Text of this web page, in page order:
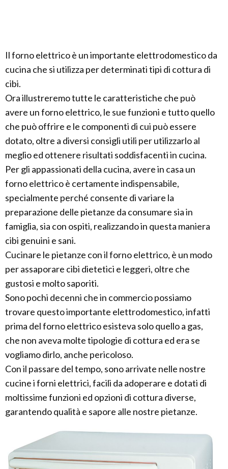
Il forno elettrico è un importante elettrodomestico da
cucina che si utilizza per determinati tipi di cottura di
cibi.
Ora illustreremo tutte le caratteristiche che può
avere un forno elettrico, le sue funzioni e tutto quello
che può offrire e le componenti di cui può essere
dotato, oltre a diversi consigli utili per utilizzarlo al
meglio ed ottenere risultati soddisfacenti in cucina.
Per gli appassionati della cucina, avere in casa un
forno elettrico è certamente indispensabile,
specialmente perché consente di variare la
preparazione delle pietanze da consumare sia in
famiglia, sia con ospiti, realizzando in questa maniera
cibi genuini e sani.
Cucinare le pietanze con il forno elettrico, è un modo
per assaporare cibi dietetici e leggeri, oltre che
gustosi e molto saporiti.
Sono pochi decenni che in commercio possiamo
trovare questo importante elettrodomestico, infatti
prima del forno elettrico esisteva solo quello a gas,
che non aveva molte tipologie di cottura ed era se
vogliamo dirlo, anche pericoloso.
Con il passare del tempo, sono arrivate nelle nostre
cucine i forni elettrici, facili da adoperare e dotati di
moltissime funzioni ed opzioni di cottura diverse,
garantendo qualità e sapore alle nostre pietanze.